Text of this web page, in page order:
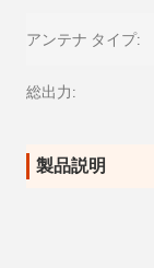
アンテナ タイプ:
総出力:
製品説明